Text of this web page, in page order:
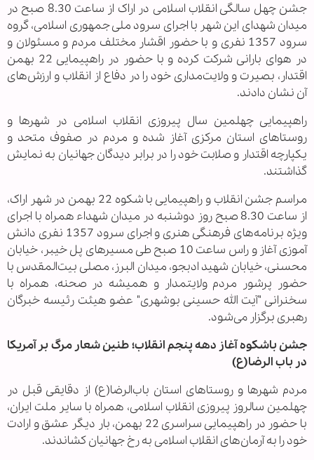
جشن چهل سالگی انقلاب اسلامی در اراک از ساعت 8.30 صبح در
میدان شهدای این شهر با اجرای سرود ملی جمهوری اسلامی، گروه
سرود 1357 نفری و با حضور اقشار مختلف مردم و مسئولان و
در هوای بارانی شرکت کرده و با حضور در راهپیمایی 22 بهمن
اقتدار، بصیرت و ولایت‌مداری خود را در دفاع از انقلاب و ارزش‌های
آن نشان دادند.
راهپیمایی چهلمین سال پیروزی انقلاب اسلامی در شهرها و
روستاهای استان مرکزی آغاز شده و مردم در صفوف متحد و
یکپارچه اقتدار و صلابت خود را در برابر دیدگان جهانیان به نمایش
گذاشتند.
‌مراسم جشن انقلاب و راهپیمایی با شکوه 22 بهمن در شهر اراک،
از ساعت 8.30 صبح روز دوشنبه در میدان شهداء همراه با اجرای
ویژه برنامه‌های فرهنگی هنری و اجرای سرود 1357 نفری دانش
آموزی آغاز و راس ساعت 10 صبح طی مسیرهای پل خیبر، خیابان
محسنی، خیابان شهید ادبجو، میدان البرز، مصلی بیت‌المقدس با
حضور پرشور مردم ولایتمدار و همیشه در صحنه، همراه با
سخنرانی "آیت الله حسینی بوشهری" عضو هیئت رئیسه خبرگان
رهبری برگزار می‌شود.
جشن باشکوه آغاز دهه پنجم انقلاب؛ طنین شعار مرگ بر آمریکا
در باب الرضا(ع)
مردم شهرها و روستاهای استان باب‌الرضا(ع) از دقایقی قبل در
چهلمین سالروز پیروزی انقلاب اسلامی، همراه با سایر ملت ایران‌،
با حضور در راهپیمایی سراسری 22 بهمن، بار دیگر عشق و ارادت
خود را به آرمان‌های انقلاب اسلامی به رخ جهانیان کشاندند.